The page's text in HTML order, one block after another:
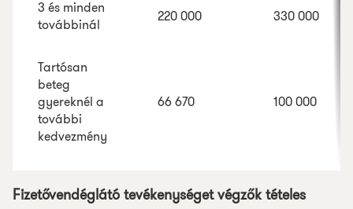
3 és minden
továbbinál
220 000 330 000
Tartósan
beteg
gyereknél a
további
kedvezmény
66 670 100 000
Fizetővendéglátó tevékenységet végzők tételes